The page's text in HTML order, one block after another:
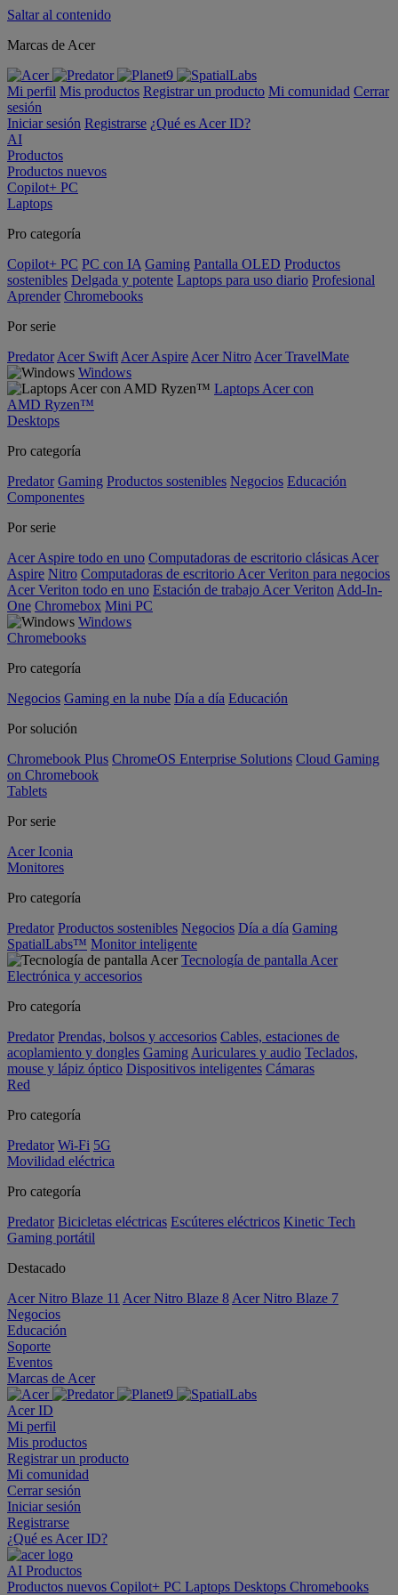
Saltar al contenido
Marcas de Acer
Mi perfil Mis productos Registrar un producto Mi comunidad Cerrar
sesión
Iniciar sesión Registrarse ¿Qué es Acer ID?
AI
Productos
Productos nuevos
Copilot+ PC
Laptops
Pro categoría
Copilot+ PC PC con IA Gaming Pantalla OLED Productos
sostenibles Delgada y potente Laptops para uso diario Profesional
Aprender Chromebooks
Por serie
Predator Acer Swift Acer Aspire Acer Nitro Acer TravelMate
Windows
Laptops Acer con
AMD Ryzen™
Desktops
Pro categoría
Predator Gaming Productos sostenibles Negocios Educación
Componentes
Por serie
Acer Aspire todo en uno Computadoras de escritorio clásicas Acer
Aspire Nitro Computadoras de escritorio Acer Veriton para negocios
Acer Veriton todo en uno Estación de trabajo Acer Veriton Add-In-
One Chromebox Mini PC
Windows
Chromebooks
Pro categoría
Negocios Gaming en la nube Día a día Educación
Por solución
Chromebook Plus ChromeOS Enterprise Solutions Cloud Gaming
on Chromebook
Tablets
Por serie
Acer Iconia
Monitores
Pro categoría
Predator Productos sostenibles Negocios Día a día Gaming
SpatialLabs™ Monitor inteligente
Tecnología de pantalla Acer
Electrónica y accesorios
Pro categoría
Predator Prendas, bolsos y accesorios Cables, estaciones de
acoplamiento y dongles Gaming Auriculares y audio Teclados,
mouse y lápiz óptico Dispositivos inteligentes Cámaras
Red
Pro categoría
Predator Wi-Fi 5G
Movilidad eléctrica
Pro categoría
Predator Bicicletas eléctricas Escúteres eléctricos Kinetic Tech
Gaming portátil
Destacado
Acer Nitro Blaze 11 Acer Nitro Blaze 8 Acer Nitro Blaze 7
Negocios
Educación
Soporte
Eventos
Marcas de Acer
Acer ID
Mi perfil
Mis productos
Registrar un producto
Mi comunidad
Cerrar sesión
Iniciar sesión
Registrarse
¿Qué es Acer ID?
AI Productos
Productos nuevos Copilot+ PC Laptops Desktops Chromebooks